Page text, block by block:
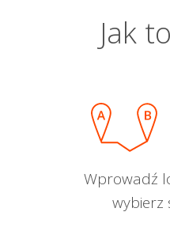
Jak
Wprowadź
wybierz